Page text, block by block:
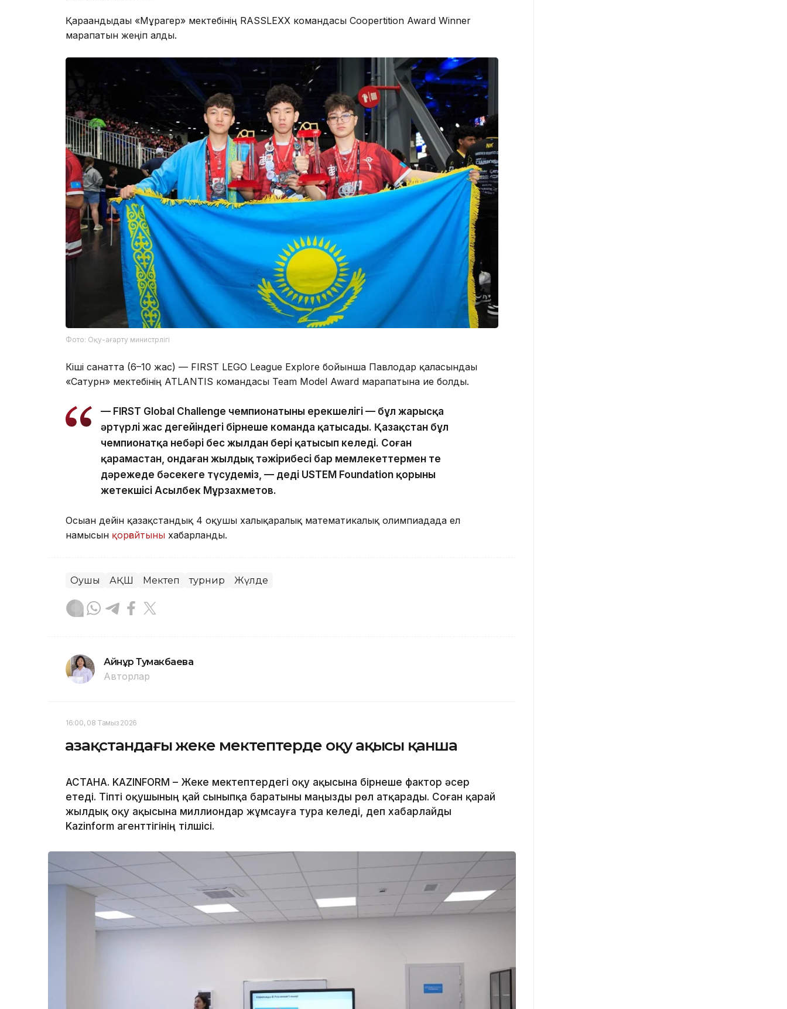
Қарағандыдағы «Мұрагер» мектебінің RASSLEXX командасы Coopertition Award Winner
марапатын жеңіп алды.
Фото: Оқу-ағарту министрлігі
Кіші санатта (6–10 жас) — FIRST LEGO League Explore бойынша Павлодар қаласындағы
«Сатурн» мектебінің ATLANTIS командасы Team Model Award марапатына ие болды.
— FIRST Global Challenge чемпионатының ерекшелігі — бұл жарысқа
әртүрлі жас деңгейіндегі бірнеше команда қатысады. Қазақстан бұл
чемпионатқа небәрі бес жылдан бері қатысып келеді. Соған
қарамастан, ондаған жылдық тәжірибесі бар мемлекеттермен тең
дәрежеде бәсекеге түсудеміз, — деді USTEM Foundation қорының
жетекшісі Асылбек Мұрзахметов.
Осыған дейін қазақстандық 4 оқушы халықаралық математикалық олимпиадада ел
намысын қорғайтыны хабарланды.
Оқушы АҚШ Мектеп турнир Жүлде
Айнұр Тумакбаева
Авторлар
16:00, 08 Тамыз 2026
Қазақстандағы жеке мектептерде оқу ақысы қанша
АСТАНА. KAZINFORM – Жеке мектептердегі оқу ақысына бірнеше фактор әсер
етеді. Тіпті оқушының қай сыныпқа баратыны маңызды рөл атқарады. Соған қарай
жылдық оқу ақысына миллиондар жұмсауға тура келеді, деп хабарлайды
Kazinform агенттігінің тілшісі.